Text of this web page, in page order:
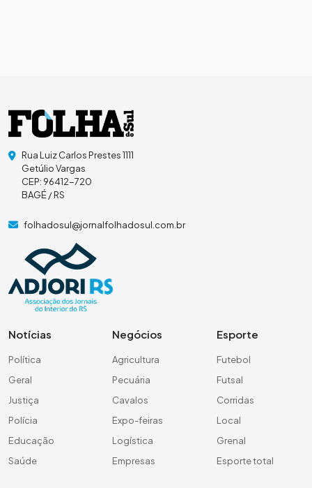
Rua Luiz Carlos Prestes 1111
Getúlio Vargas
CEP: 96412-720
BAGÉ / RS
folhadosul@jornalfolhadosul.com.br
Notícias
Política
Geral
Justiça
Polícia
Educação
Saúde
Negócios
Agricultura
Pecuária
Cavalos
Expo-feiras
Logística
Empresas
Esporte
Futebol
Futsal
Corridas
Local
Grenal
Esporte total